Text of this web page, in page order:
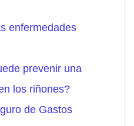
enfermedades
prevenir una
los riñones?
de Gastos